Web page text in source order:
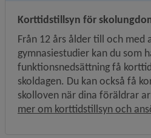
Korttidstillsyn för
Från 12 års ålder till och med
gymnasiestudier kan du som
funktionsnedsättning få
skoldagen. Du kan också få
skolloven när dina föräldrar
mer om korttidstillsyn och